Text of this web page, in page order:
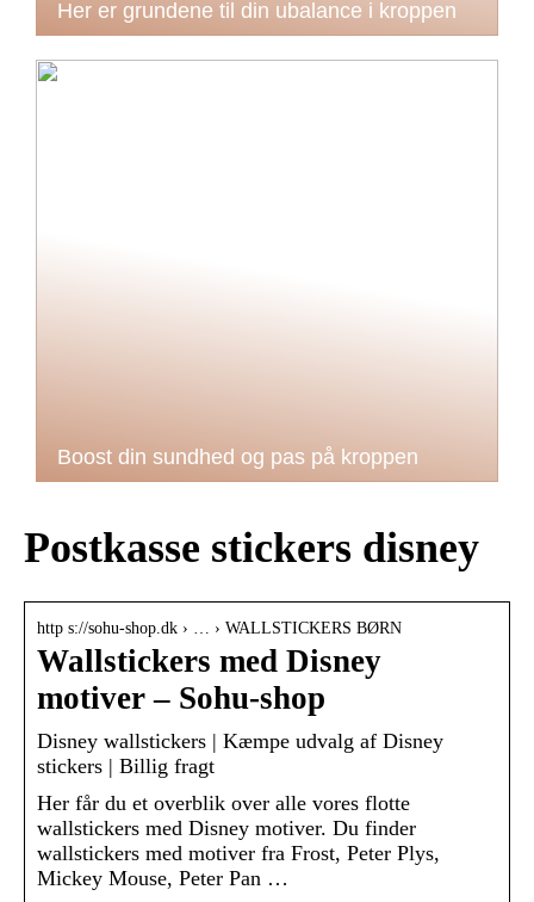
Her er grundene til din ubalance i kroppen
Boost din sundhed og pas på kroppen
Postkasse stickers disney
http s://sohu-shop.dk › … › WALLSTICKERS BØRN
Wallstickers med Disney
motiver – Sohu-shop
Disney wallstickers | Kæmpe udvalg af Disney
stickers | Billig fragt
Her får du et overblik over alle vores flotte
wallstickers med Disney motiver. Du finder
wallstickers med motiver fra Frost, Peter Plys,
Mickey Mouse, Peter Pan …